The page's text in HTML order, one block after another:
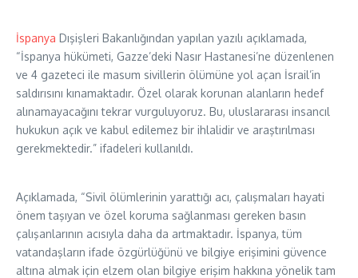
İspanya Dışişleri Bakanlığından yapılan yazılı açıklamada,
“İspanya hükümeti, Gazze’deki Nasır Hastanesi’ne düzenlenen
ve 4 gazeteci ile masum sivillerin ölümüne yol açan İsrail’in
saldırısını kınamaktadır. Özel olarak korunan alanların hedef
alınamayacağını tekrar vurguluyoruz. Bu, uluslararası insancıl
hukukun açık ve kabul edilemez bir ihlalidir ve araştırılması
gerekmektedir.” ifadeleri kullanıldı.
Açıklamada, “Sivil ölümlerinin yarattığı acı, çalışmaları hayati
önem taşıyan ve özel koruma sağlanması gereken basın
çalışanlarının acısıyla daha da artmaktadır. İspanya, tüm
vatandaşların ifade özgürlüğünü ve bilgiye erişimini güvence
altına almak için elzem olan bilgiye erişim hakkına yönelik tam